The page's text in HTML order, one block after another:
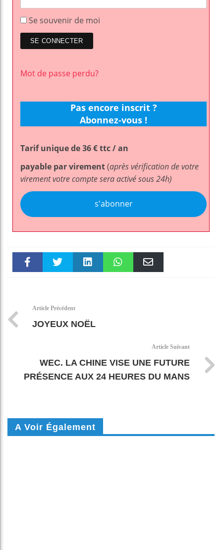
Se souvenir de moi
Mot de passe perdu?
Pas encore inscrit ?
Abonnez-vous !
Tarif unique de 36 € ttc / an
payable par virement(après vérification de votre
virement votre compte sera activé sous 24h)
s'abonner
Article Précédent
JOYEUX NOËL
Article Suivant
WEC. LA CHINE VISE UNE FUTURE
PRÉSENCE AUX 24 HEURES DU MANS
A Voir Également